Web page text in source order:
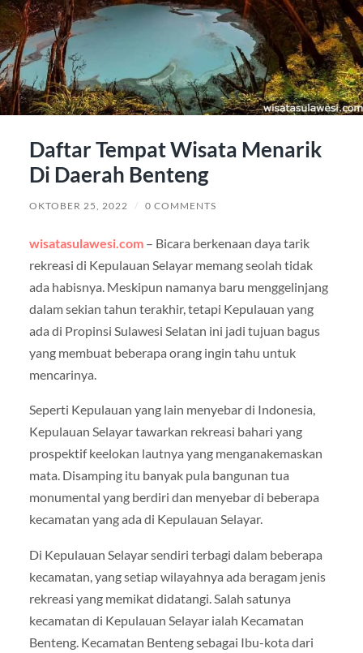
Daftar Tempat Wisata Menarik
Di Daerah Benteng
OKTOBER 25, 2022 / 0 COMMENTS
wisatasulawesi.com– Bicara berkenaan daya tarik
rekreasi di Kepulauan Selayar memang seolah tidak
ada habisnya. Meskipun namanya baru menggelinjang
dalam sekian tahun terakhir, tetapi Kepulauan yang
ada di Propinsi Sulawesi Selatan ini jadi tujuan bagus
yang membuat beberapa orang ingin tahu untuk
mencarinya.
Seperti Kepulauan yang lain menyebar di Indonesia,
Kepulauan Selayar tawarkan rekreasi bahari yang
prospektif keelokan lautnya yang menganakemaskan
mata. Disamping itu banyak pula bangunan tua
monumental yang berdiri dan menyebar di beberapa
kecamatan yang ada di Kepulauan Selayar.
Di Kepulauan Selayar sendiri terbagi dalam beberapa
kecamatan, yang setiap wilayahnya ada beragam jenis
rekreasi yang memikat didatangi. Salah satunya
kecamatan di Kepulauan Selayar ialah Kecamatan
Benteng. Kecamatan Benteng sebagai Ibu-kota dari